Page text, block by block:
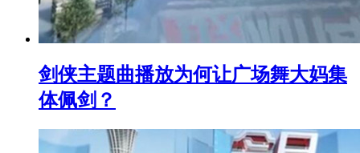
剑侠主题曲播放为何让广场舞大妈集
体佩剑？